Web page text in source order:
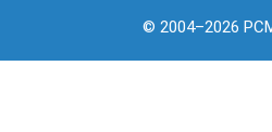
© 2004–2026